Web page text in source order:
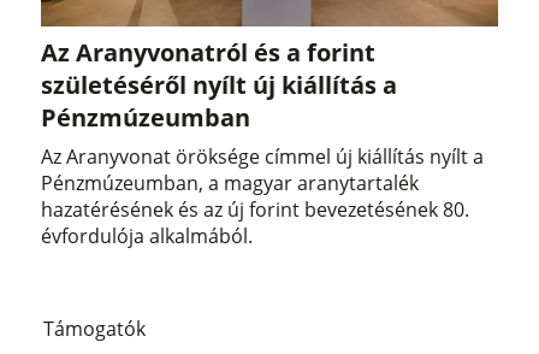
Az Aranyvonatról és a forint
születéséről nyílt új kiállítás a
Pénzmúzeumban
Az Aranyvonat öröksége címmel új kiállítás nyílt a
Pénzmúzeumban, a magyar aranytartalék
hazatérésének és az új forint bevezetésének 80.
évfordulója alkalmából.
Támogatók